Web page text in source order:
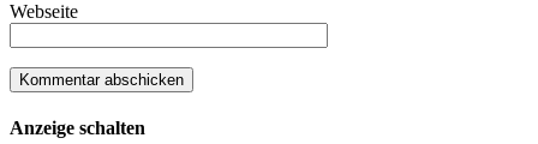
Webseite
Anzeige schalten